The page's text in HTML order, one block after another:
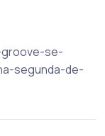
se-
segunda-de-